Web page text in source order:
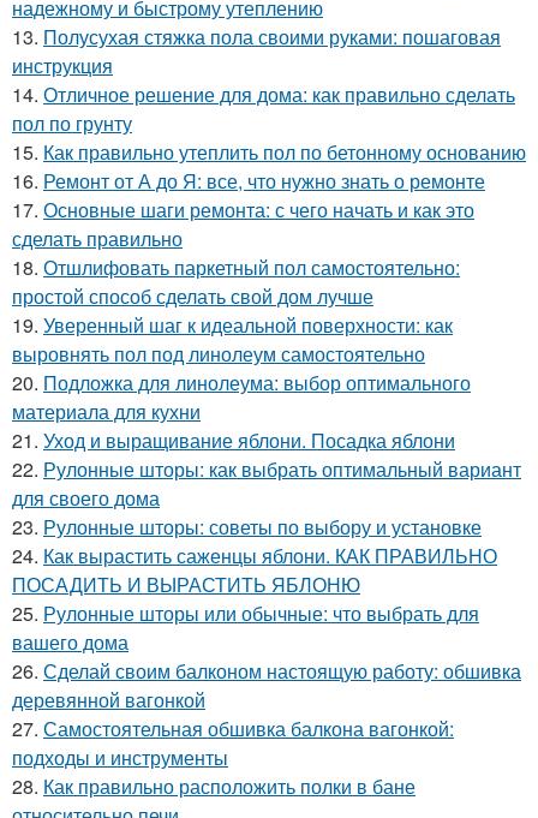
надежному и быстрому утеплению
13. Полусухая стяжка пола своими руками: пошаговая
инструкция
14. Отличное решение для дома: как правильно сделать
пол по грунту
15. Как правильно утеплить пол по бетонному основанию
16. Ремонт от А до Я: все, что нужно знать о ремонте
17. Основные шаги ремонта: с чего начать и как это
сделать правильно
18. Отшлифовать паркетный пол самостоятельно:
простой способ сделать свой дом лучше
19. Уверенный шаг к идеальной поверхности: как
выровнять пол под линолеум самостоятельно
20. Подложка для линолеума: выбор оптимального
материала для кухни
21. Уход и выращивание яблони. Посадка яблони
22. Рулонные шторы: как выбрать оптимальный вариант
для своего дома
23. Рулонные шторы: советы по выбору и установке
24. Как вырастить саженцы яблони. КАК ПРАВИЛЬНО
ПОСАДИТЬ И ВЫРАСТИТЬ ЯБЛОНЮ
25. Рулонные шторы или обычные: что выбрать для
вашего дома
26. Сделай своим балконом настоящую работу: обшивка
деревянной вагонкой
27. Самостоятельная обшивка балкона вагонкой:
подходы и инструменты
28. Как правильно расположить полки в бане